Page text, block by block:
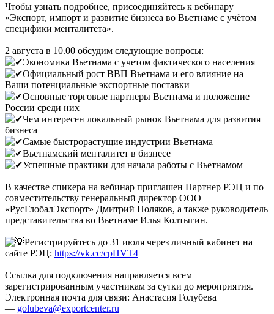
Чтобы узнать подробнее, присоединяйтесь к вебинару
«Экспорт, импорт и развитие бизнеса во Вьетнаме с учётом
специфики менталитета».
2 августа в 10.00 обсудим следующие вопросы:
Экономика Вьетнама с учетом фактического населения
Официальный рост ВВП Вьетнама и его влияние на
Ваши потенциальные экспортные поставки
Основные торговые партнеры Вьетнама и положение
России среди них
Чем интересен локальный рынок Вьетнама для развития
бизнеса
Самые быстрорастущие индустрии Вьетнама
Вьетнамский менталитет в бизнесе
Успешные практики для начала работы с Вьетнамом
В качестве спикера на вебинар приглашен Партнер РЭЦ и по
совместительству генеральный директор ООО
«РусГлобалЭкспорт» Дмитрий Поляков, а также руководитель
представительства во Вьетнаме Илья Колтыгин.
Регистрируйтесь до 31 июля через личный кабинет на
сайте РЭЦ: https://vk.cc/cpHVT4
Ссылка для подключения направляется всем
зарегистрированным участникам за сутки до мероприятия.
Электронная почта для связи: Анастасия Голубева
— golubeva@exportcenter.ru